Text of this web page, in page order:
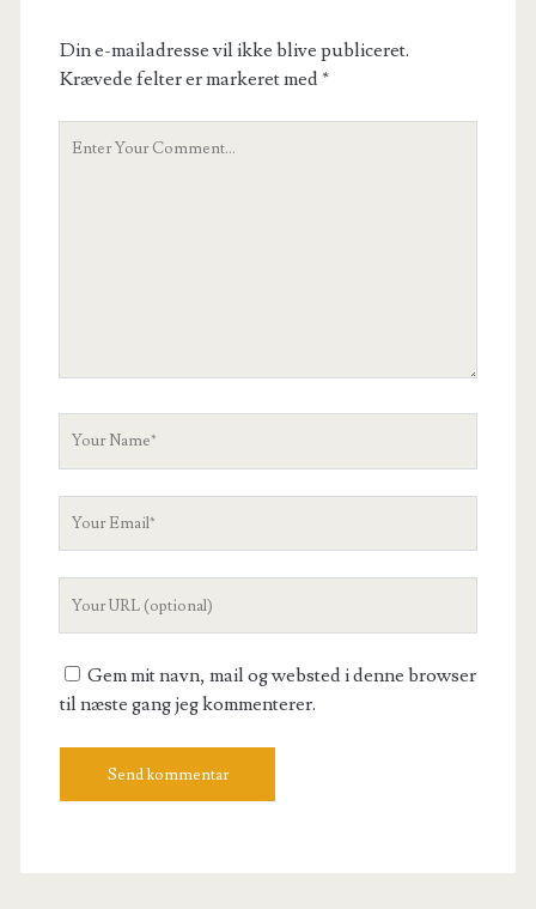
Din e-mailadresse vil ikke blive publiceret.
Krævede felter er markeret med*
Your
Gem mit navn, mail og websted i denne browser
til næste gang jeg kommenterer.